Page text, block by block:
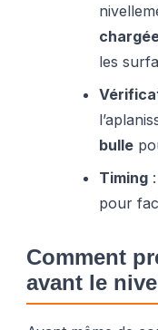
les
bulle
Timing
pour
Comment
avant le